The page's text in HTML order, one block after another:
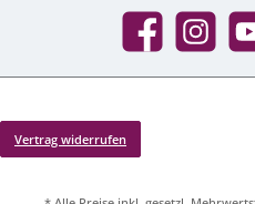
Facebook Instagram
Vertrag widerrufen